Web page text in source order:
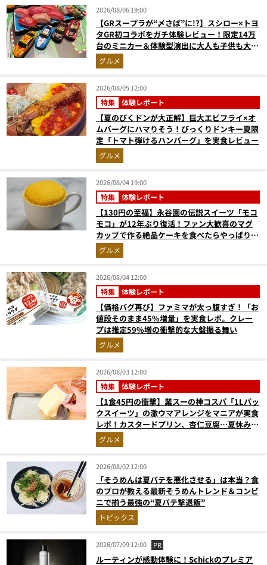
2026/08/06 19:00
【GRスープラが“〆さば”に!?】スシロー×トヨ
タGR初コラボをガチ体験レビュー！限定14万
台のミニカー＆体験型演出に大人も子供も大興
奮間違いなし
グルメ
2026/08/05 12:00
特集 体験レポート
【夏のびくドンが大正解】巨大エビフライ×オ
ムバーグにハマりそう！びっくりドンキー夏限
定「トマト弾けるハンバーグ」を実食レビュー
グルメ
2026/08/04 19:00
特集 体験レポート
【130円の至福】永谷園の伝説スイーツ「モコ
モコ」が12年ぶり復活！ファン大歓喜のマグ
カップで作る絶品ケーキを食べたらやっぱり最
高にウマかった
グルメ
2026/08/04 12:00
特集 体験レポート
【価格バグ再び】ファミマが太っ腹すぎ！「お
値段そのまま45%増量」を実食レポ。クレー
プは推定59%増の衝撃的な大盤振る舞い
グルメ
2026/08/03 12:00
特集 体験レポート
【1食45円の衝撃】業スーの神コスパ「1Lパッ
クスイーツ」の激ウマアレンジをマニアが実食
レポ！カスタードプリン、杏仁豆腐…夏休みの
おやつに最強すぎた
グルメ
2026/08/02 12:00
「そうめんは夏バテを悪化させる」は本当？食
のプロが教える最新そうめんトレンド＆コンビ
ニで揃う最強の“夏バテ撃退飯”
トピックス
2026/07/09 12:00 PR
ルーティンが感動体験に！Schickのプレミア